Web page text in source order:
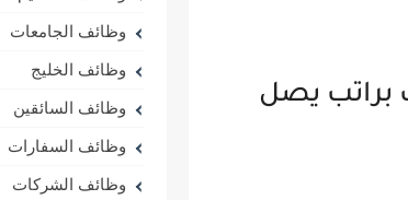
براتب يصل
وظائف الجامعات
وظائف الخليج
وظائف السائقين
وظائف السفارات
وظائف الشركات